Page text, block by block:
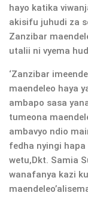
hayo katika
akisifu juhudi za
Zanzibar
utalii ni vyema
‘Zanzibar
maendeleo haya
ambapo sasa
tumeona
ambavyo ndio
fedha nyingi
wetu,Dkt. Samia
wanafanya kazi